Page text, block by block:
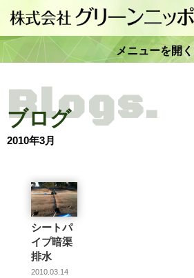
メニューを開く
Blogs.
ブログ
2010年3月
シートパ
イプ暗渠
排水
2010.03.14